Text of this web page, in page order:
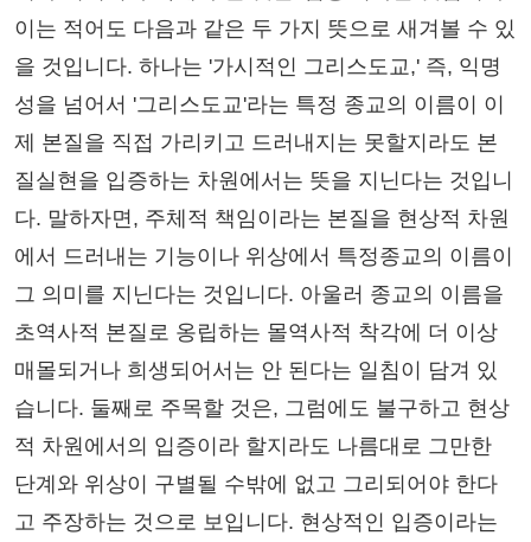
이는 적어도 다음과 같은 두 가지 뜻으로 새겨볼 수 있
을 것입니다. 하나는 '가시적인 그리스도교,' 즉, 익명
성을 넘어서 '그리스도교'라는 특정 종교의 이름이 이
제 본질을 직접 가리키고 드러내지는 못할지라도 본
질실현을 입증하는 차원에서는 뜻을 지닌다는 것입니
다. 말하자면, 주체적 책임이라는 본질을 현상적 차원
에서 드러내는 기능이나 위상에서 특정종교의 이름이
그 의미를 지닌다는 것입니다. 아울러 종교의 이름을
초역사적 본질로 옹립하는 몰역사적 착각에 더 이상
매몰되거나 희생되어서는 안 된다는 일침이 담겨 있
습니다. 둘째로 주목할 것은, 그럼에도 불구하고 현상
적 차원에서의 입증이라 할지라도 나름대로 그만한
단계와 위상이 구별될 수밖에 없고 그리되어야 한다
고 주장하는 것으로 보입니다. 현상적인 입증이라는